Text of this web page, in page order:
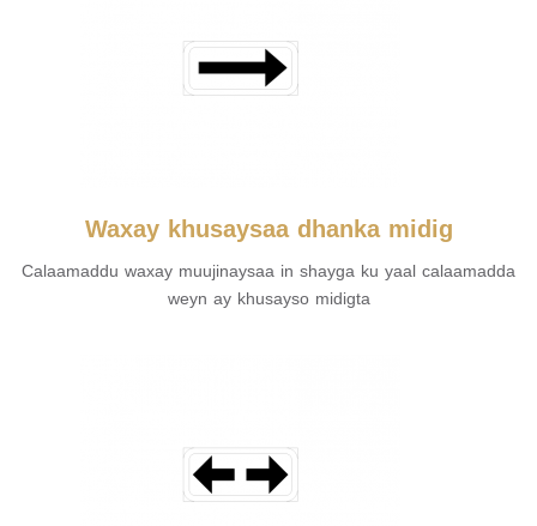
Waxay khusaysaa dhanka midig
Calaamaddu waxay muujinaysaa in shayga ku yaal calaamadda
weyn ay khusayso midigta